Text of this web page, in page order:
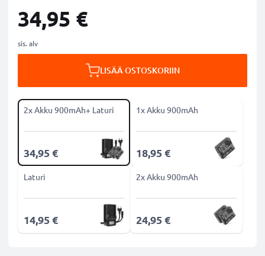
34,95 €
sis. alv
LISÄÄ OSTOSKORIIN
2x Akku 900mAh+ Laturi
34,95 €
1x Akku 900mAh
18,95 €
Laturi
14,95 €
2x Akku 900mAh
24,95 €